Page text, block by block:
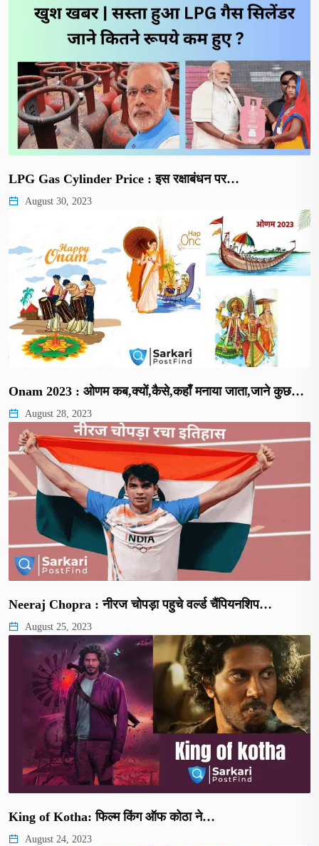
LPG Gas Cylinder Price : इस रक्षाबंधन पर…
August 30, 2023
Onam 2023 : ओणम कब,क्यों,कैसे,कहाँ मनाया जाता,जाने कुछ…
August 28, 2023
Neeraj Chopra : नीरज चोपड़ा पहुचे वर्ल्ड चैंपियनशिप…
August 25, 2023
King of Kotha: फिल्म किंग ऑफ कोठा ने…
August 24, 2023